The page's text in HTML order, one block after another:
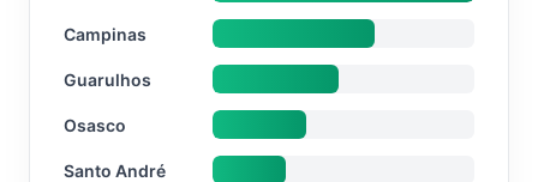
Campinas
Guarulhos
Osasco
Santo André